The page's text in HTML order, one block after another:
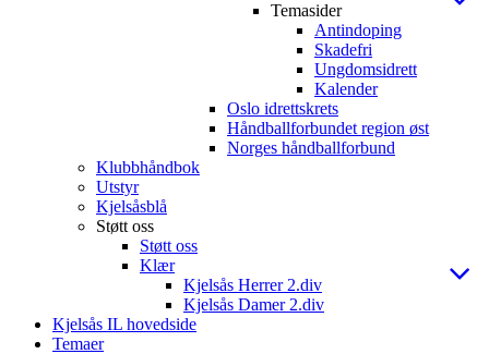
Temasider
Antindoping
Skadefri
Ungdomsidrett
Kalender
Oslo idrettskrets
Håndballforbundet region øst
Norges håndballforbund
Klubbhåndbok
Utstyr
Kjelsåsblå
Støtt oss
Støtt oss
Klær
Kjelsås Herrer 2.div
Kjelsås Damer 2.div
Kjelsås IL hovedside
Temaer